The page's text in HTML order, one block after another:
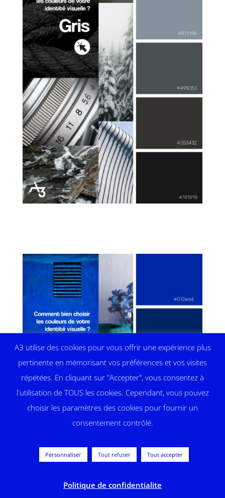
 
A3 utilise des cookies pour vous offrir une expérience plus
pertinente en mémorisant vos préférences et vos visites
répétées. En cliquant sur "Accepter", vous consentez à
l'utilisation de TOUS les cookies. Cependant, vous pouvez
choisir les paramètres des cookies pour fournir un
consentement contrôlé.
Personnaliser Tout refuser Tout accepter
Politique de confidentialite